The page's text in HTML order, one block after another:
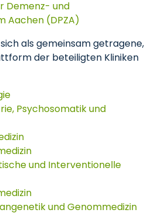
Demenz- und
Aachen (DPZA)
als gemeinsam getragene,
der beteiligten Kliniken
Psychosomatik und
und Interventionelle
und Genommedizin